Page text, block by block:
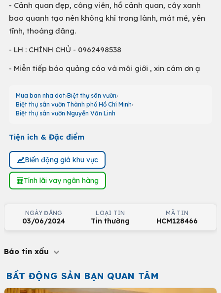
- Cảnh quan đẹp, công viên, hồ cảnh quan, cây xanh
bao quanh tạo nên không khí trong lành, mát mẻ, yên
tĩnh, thoáng đãng.
- LH : CHÍNH CHỦ - 0962498538
- Miễn tiếp báo quảng cáo và môi giới , xin cám ơn ạ
Mua ban nha dat Biệt thự sân vườn
Biệt thự sân vườn Thành phố Hồ Chí Minh
Biệt thự sân vườn Nguyễn Văn Linh
Tiện ích & Đặc điểm
Biến động giá khu vực
Tính lãi vay ngân hàng
NGÀY ĐĂNG
03/06/2024
LOẠI TIN
Tin thường
MÃ TIN
HCM128466
Báo tin xấu
BẤT ĐỘNG SẢN BẠN QUAN TÂM